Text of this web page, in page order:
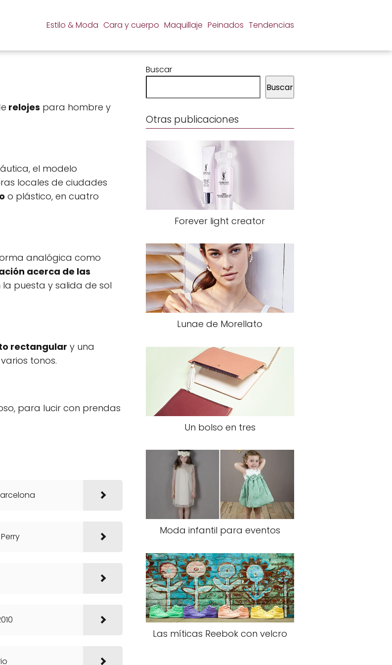
Estilo & Moda Cara y cuerpo Maquillaje Peinados Tendencias
relojes para hombre y
el modelo
locales de ciudades
o plástico, en cuatro
analógica como
acerca de las
puesta y salida de sol
rectangular y una
tonos.
para lucir con prendas
Buscar
Buscar
Otras publicaciones
Forever light creator
Lunae de Morellato
Un bolso en tres
Moda infantil para eventos
Las míticas Reebok con velcro